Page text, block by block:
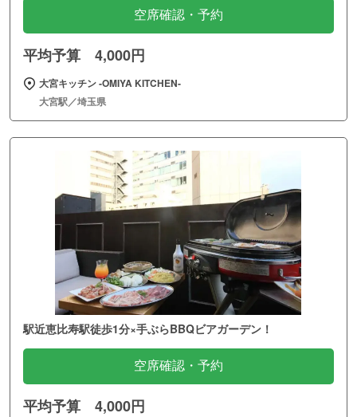
空席確認・予約
平均予算 4,000円
大宮キッチン ‐OMIYA KITCHEN‐
大宮駅／埼玉県
駅近恵比寿駅徒歩1分×手ぶらBBQビアガーデン！
空席確認・予約
平均予算 4,000円